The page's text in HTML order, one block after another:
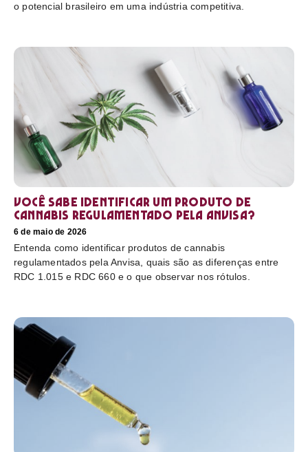
o potencial brasileiro em uma indústria competitiva.
Você sabe identificar um produto de
cannabis regulamentado pela Anvisa?
6 de maio de 2026
Entenda como identificar produtos de cannabis
regulamentados pela Anvisa, quais são as diferenças entre
RDC 1.015 e RDC 660 e o que observar nos rótulos.